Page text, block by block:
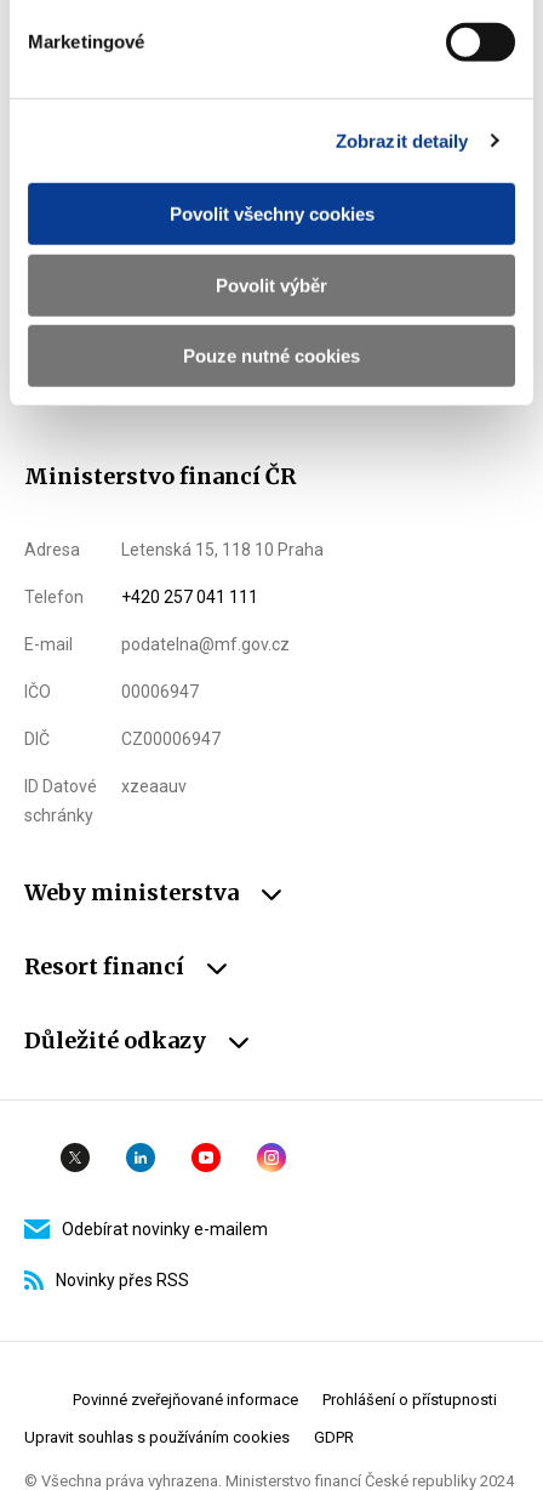
Marketingové
Zobrazit detaily
Povolit všechny cookies
Povolit výběr
Pouze nutné cookies
(146 kB)
Stáhnout vše
Ministerstvo financí ČR
Adresa Letenská 15, 118 10 Praha
Telefon +420 257 041 111
E-mail podatelna@mf.gov.cz
IČO 00006947
DIČ CZ00006947
ID Datové
schránky
xzeaauv
Weby ministerstva
Resort financí
Důležité odkazy
Odebírat novinky e-mailem
Novinky přes RSS
Povinné zveřejňované informace Prohlášení o přístupnosti
Upravit souhlas s používáním cookies GDPR
© Všechna práva vyhrazena. Ministerstvo financí České republiky 2024